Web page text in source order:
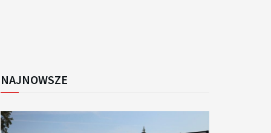
NAJNOWSZE